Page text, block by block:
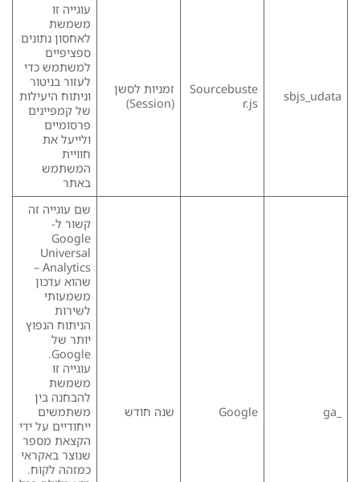
sbjs_udata
Sourcebuste
r.js
זמניות לסשן
(Session)
עוגייה זו
משמשת
לאחסון נתונים
ספציפיים
למשתמש כדי
לעזור בניטור
וניתוח היעילות
של קמפיינים
פרסומיים
ולייעל את
חוויית
המשתמש
באתר
Google שנה חודש
שם עוגייה זה
קשור ל-
Google
Universal
Analytics –
שהוא עדכון
משמעותי
לשירות
הניתוח הנפוץ
יותר של
Google.
עוגייה זו
משמשת
להבחנה בין
משתמשים
ייחודיים על ידי
הקצאת מספר
שנוצר באקראי
כמזהה לקוח.